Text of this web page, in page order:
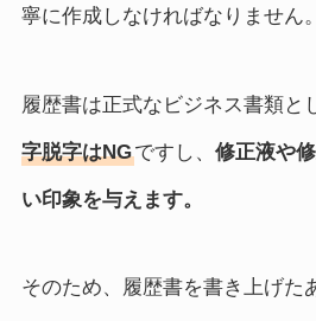
寧に作成しなければなりません。
履歴書は正式なビジネス書類と
字脱字はNGですし、 修正液や
い印象を与えます。
そのため、履歴書を書き上げた